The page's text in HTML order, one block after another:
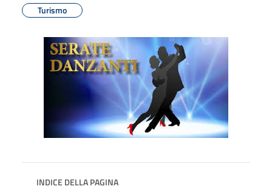
Turismo
INDICE DELLA PAGINA